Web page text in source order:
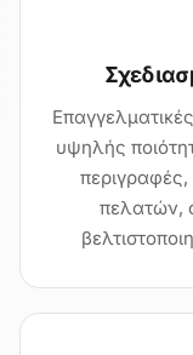
υψηλής
πελατών,